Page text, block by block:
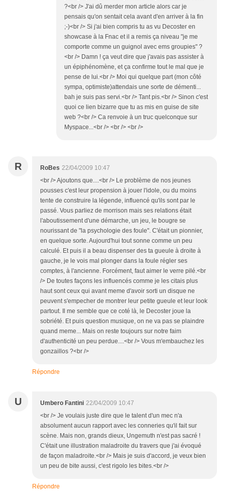
?<br /> J'ai dû merder mon article alors car je
pensais qu'on sentait cela avant d'en arriver à la fin
;-)<br /> Si j'ai bien compris tu as vu Decoster en
showcase à la Fnac et il a remis ça niveau "je me
comporte comme un guignol avec ems groupies" ?
<br /> Damn ! ça veut dire que j'avais pas assister à
un épiphénomène, et ça confirme tout le mal que je
pense de lui.<br /> Moi qui quelque part (mon côté
sympa, optimiste)attendais une sorte de démenti...
bah je suis pas servi.<br /> Tant pis.<br /> Sinon c'est
quoi ce lien bizarre que tu as mis en guise de site
web ?<br /> Ca renvoie à un truc quelconque sur
Myspace...<br /> <br /> <br />
R RoBes 22/04/2009 10:47
<br /> Ajoutons que....<br /> Le problème de nos jeunes
pousses c'est leur propension à jouer l'idole, ou du moins
tente de construire la légende, influencé qu'ils sont par le
passé. Vous parliez de morrison mais ses relations était
l'aboutissement d'une démarche, un jeu, le bougre se
nourissant de "la psychologie des foule". C'était un pionnier,
en quelque sorte. Aujourd'hui tout sonne comme un peu
calculé. Et puis il a beau dispenser des ta gueule à droite à
gauche, je le vois mal plonger dans la foule régler ses
comptes, à l'ancienne. Forcément, faut aimer le verre pilé.<br
/> De toutes façons les influencés comme je les citais plus
haut sont ceux qui avant meme d'avoir sorti un disque ne
peuvent s'empecher de montrer leur petite gueule et leur look
partout. Il me semble que ce coté là, le Decoster joue la
sobriété. Et puis question musique, on ne va pas se plaindre
quand meme... Mais on reste toujours sur notre faim
d'authenticité un peu perdue....<br /> Vous m'embauchez les
gonzaillos ?<br />
Répondre
U Umbero Fantini 22/04/2009 10:47
<br /> Je voulais juste dire que le talent d'un mec n'a
absolument aucun rapport avec les conneries qu'il fait sur
scène. Mais non, grands dieux, Ungemuth n'est pas sacré !
C'était une illustration maladroite du travers que j'ai évoqué
de façon maladroite.<br /> Mais je suis d'accord, je veux bien
un peu de bite aussi, c'est rigolo les bites.<br />
Répondre